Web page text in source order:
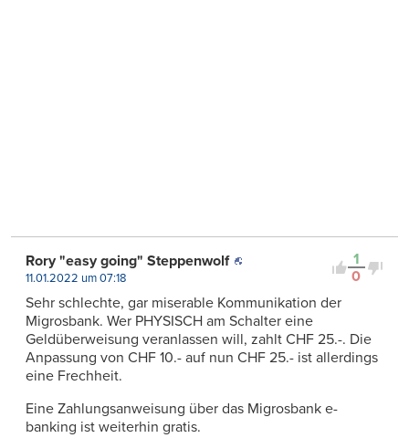
1
0
Rory "easy going" Steppenwolf
11.01.2022 um 07:18
Sehr schlechte, gar miserable Kommunikation der
Migrosbank. Wer PHYSISCH am Schalter eine
Geldüberweisung veranlassen will, zahlt CHF 25.-. Die
Anpassung von CHF 10.- auf nun CHF 25.- ist allerdings
eine Frechheit.
Eine Zahlungsanweisung über das Migrosbank e-
banking ist weiterhin gratis.